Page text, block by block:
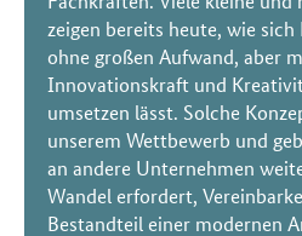
zeigen bereits heute, wie
ohne großen Aufwand, aber
Innovationskraft und
umsetzen lässt. Solche
unserem Wettbewerb und
an andere Unternehmen
Wandel erfordert,
Bestandteil einer modernen